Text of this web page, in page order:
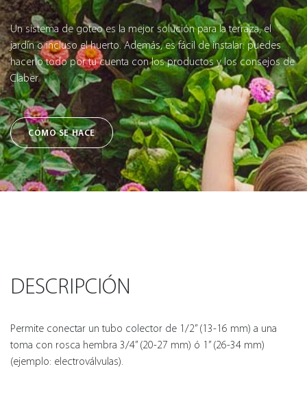
Un sistema de goteo es la mejor solución para la terraza, el
jardín o incluso el huerto. Además, es fácil de instalar: puedes
hacerlo todo por tu cuenta con los productos y los consejos de
Claber.
CÓMO SE HACE
DESCRIPCIÓN
Permite conectar un tubo colector de 1/2” (13-16 mm) a una
toma con rosca hembra 3/4” (20-27 mm) ó 1” (26-34 mm)
(ejemplo: electroválvulas).